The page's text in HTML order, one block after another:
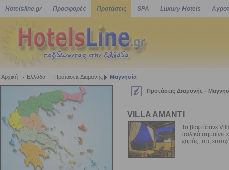
Hotelsline.gr Προσφορές Προτάσεις SPA Luxury Hotels
Αρχική Ελλάδα Προτάσεις Διαμονής Μαγνησία
Προτάσεις Διαμονής -
VILLA AMANTI
Το βαφτίσανε
Ιταλικά
χαράς, της